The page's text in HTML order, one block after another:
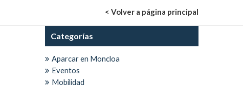
< Volver a página principal
Categorías
Aparcar en Moncloa
Eventos
Mobilidad